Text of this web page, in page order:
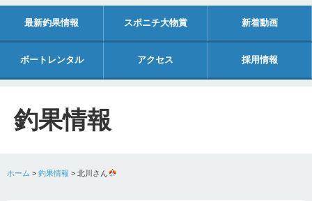
最新釣果情報 スポニチ大物賞 新着動画
ボートレンタル アクセス 採用情報
釣果情報
ホーム > 釣果情報 > 北川さん